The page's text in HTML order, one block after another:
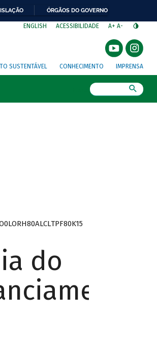
ÓRGÃOS DO GOVERNO
ENGLISH ACESSIBILIDADE A+ A-
SUSTENTÁVEL CONHECIMENTO IMPRENSA
do